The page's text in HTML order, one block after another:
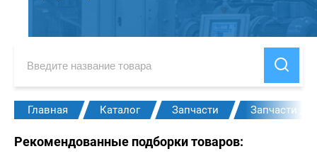
Главная Каталог Запчасти Запчасти
Рекомендованные подборки товаров: